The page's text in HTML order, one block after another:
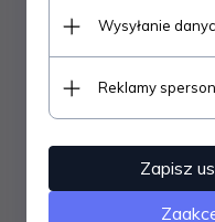
Wysyłanie
Reklamy
Zapisz